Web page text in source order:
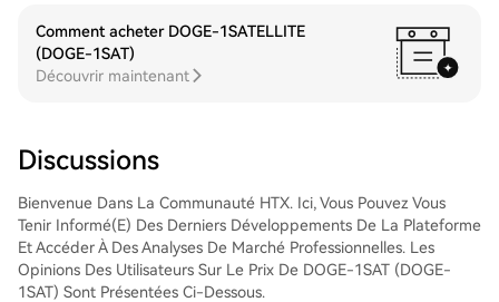
trading, d'exécuter vos trades et de les
suivre en temps réel. Nous offrons une
expérience conviviale aux débutants
Semiconductor ETF (SMH) sur le marché
Spot de HTX. Il vous suffit d'accéder à
votre compte, de sélectionner la paire de
comme aux traders chevronnés.
Comment acheter DOGE-1SATELLITE
(DOGE-1SAT)
Découvrir maintenant
Discussions
Bienvenue Dans La Communauté HTX. Ici, Vous Pouvez Vous
Tenir Informé(e) Des Derniers Développements De La Plateforme
Et Accéder À Des Analyses De Marché Professionnelles. Les
Opinions Des Utilisateurs Sur Le Prix De DOGE-1SAT (DOGE-
1SAT) Sont Présentées Ci-Dessous.